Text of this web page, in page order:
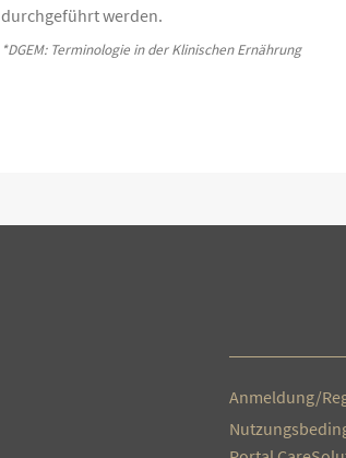
durchgeführt werden.
*DGEM: Terminologie in der Klinischen Ernährung
Anmeldung/